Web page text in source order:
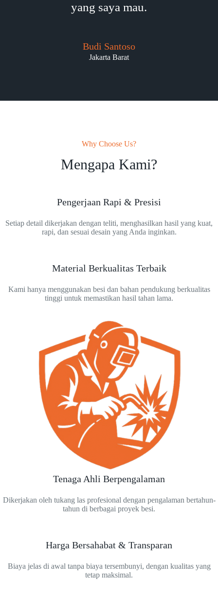
yang saya mau.
Budi Santoso
Jakarta Barat
Why Choose Us?
Mengapa Kami?
Pengerjaan Rapi & Presisi
Setiap detail dikerjakan dengan teliti, menghasilkan hasil yang kuat,
rapi, dan sesuai desain yang Anda inginkan.
Material Berkualitas Terbaik
Kami hanya menggunakan besi dan bahan pendukung berkualitas
tinggi untuk memastikan hasil tahan lama.
Tenaga Ahli Berpengalaman
Dikerjakan oleh tukang las profesional dengan pengalaman bertahun-
tahun di berbagai proyek besi.
Harga Bersahabat & Transparan
Biaya jelas di awal tanpa biaya tersembunyi, dengan kualitas yang
tetap maksimal.